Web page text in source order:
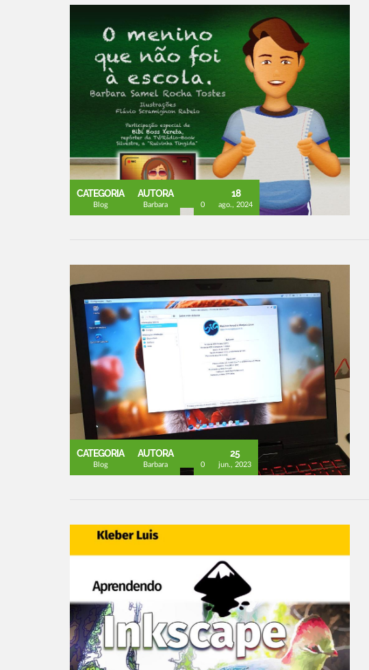
CATEGORIA
Blog
AUTORA
Barbara 0
18
ago., 2024
CATEGORIA
Blog
AUTORA
Barbara 0
25
jun., 2023